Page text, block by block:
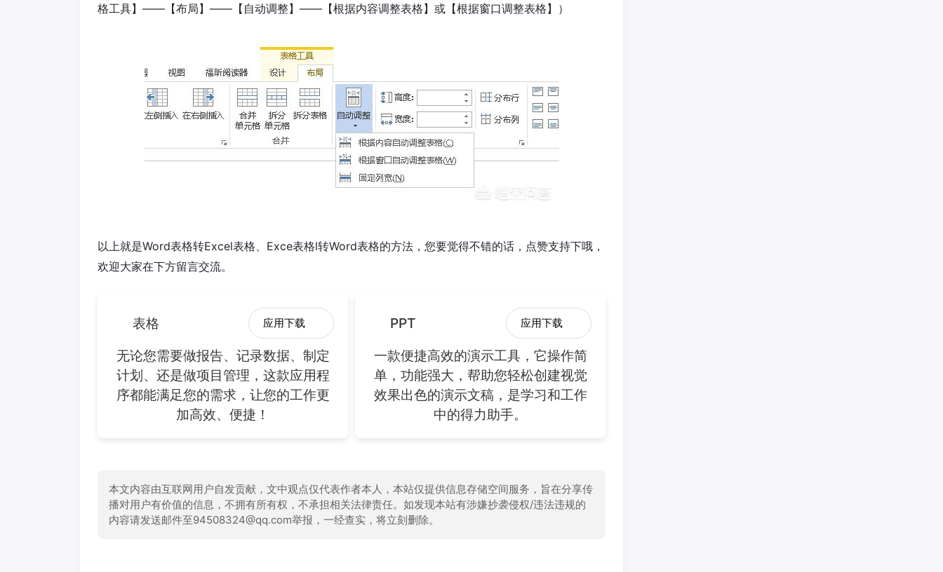
格工具】——【布局】——【自动调整】——【根据内容调整表格】或【根据窗口调整表格】）
以上就是Word表格转Excel表格、Exce表格l转Word表格的方法，您要觉得不错的话，点赞支持下哦，
欢迎大家在下方留言交流。
表格 应用下载
无论您需要做报告、记录数据、制定
计划、还是做项目管理，这款应用程
序都能满足您的需求，让您的工作更
加高效、便捷！
PPT 应用下载
一款便捷高效的演示工具，它操作简
单，功能强大，帮助您轻松创建视觉
效果出色的演示文稿，是学习和工作
中的得力助手。
本文内容由互联网用户自发贡献，文中观点仅代表作者本人，本站仅提供信息存储空间服务，旨在分享传
播对用户有价值的信息，不拥有所有权，不承担相关法律责任。如发现本站有涉嫌抄袭侵权/违法违规的
内容请发送邮件至94508324@qq.com举报，一经查实，将立刻删除。